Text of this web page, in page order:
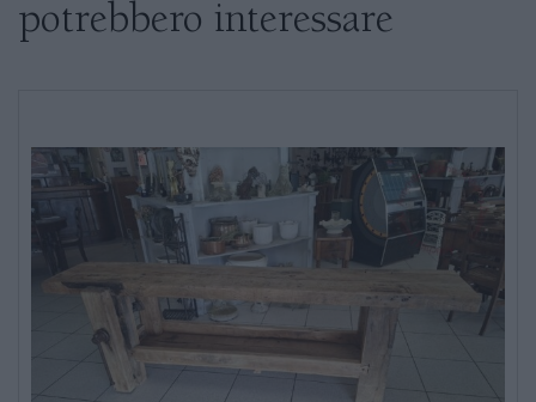
potrebbero interessare